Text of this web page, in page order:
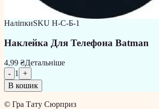
НаліпкиSKU Н-С-Б-1
Наклейка Для Телефона Batman
4,99 ₴Детальніше
- 1
+
В кошик
© Гра Тату Сюрприз